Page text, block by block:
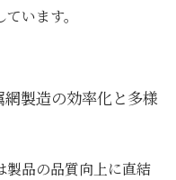
います。
製造の効率化と多様
製品の品質向上に直結